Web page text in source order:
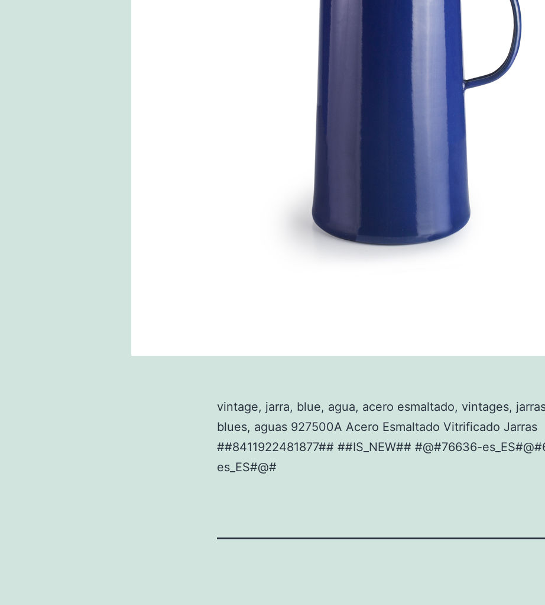
vintage, jarra, blue, agua, acero esmaltado, vintages,
blues, aguas 927500A Acero Esmaltado Vitrificado Jarras
##8411922481877## ##IS_NEW## #@#76636-
es_ES#@#